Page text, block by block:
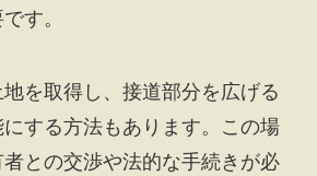
す。
を取得し、接道部分を広げる
する方法もあります。この場
との交渉や法的な手続きが必